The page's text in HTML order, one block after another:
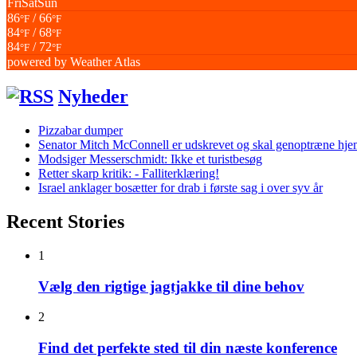
FriSatSun
86°F / 66°F
84°F / 68°F
84°F / 72°F
powered by Weather Atlas
Nyheder
Pizzabar dumper
Senator Mitch McConnell er udskrevet og skal genoptræne
Modsiger Messerschmidt: Ikke et turistbesøg
Retter skarp kritik: - Falliterklæring!
Israel anklager bosætter for drab i første sag i over syv år
Recent Stories
1
Vælg den rigtige jagtjakke til dine behov
2
Find det perfekte sted til din næste konference